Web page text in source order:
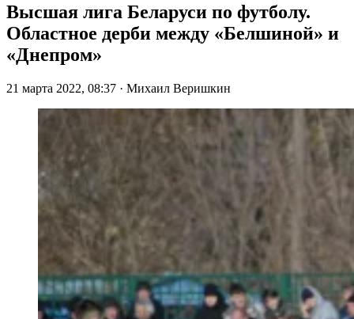
Высшая лига Беларуси по футболу.
Областное дерби между «Белшиной» и
«Днепром»
21 марта 2022, 08:37 · Михаил Веришкин